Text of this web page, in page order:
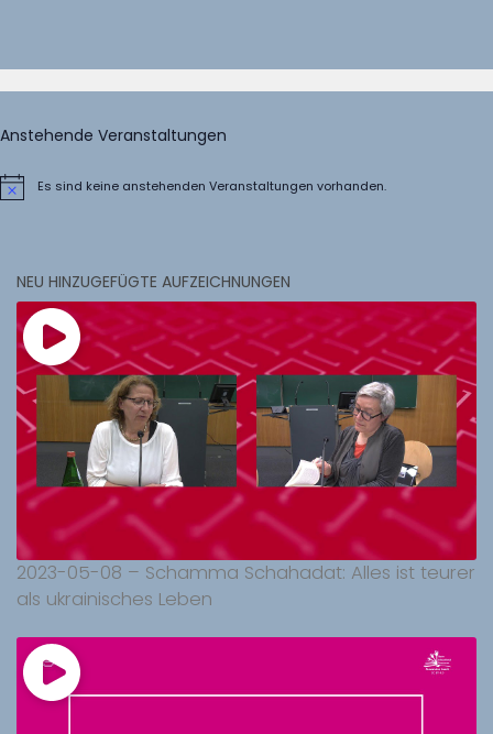
Anstehende Veranstaltungen
HinweisEs sind keine anstehenden Veranstaltungen vorhanden.
NEU HINZUGEFÜGTE AUFZEICHNUNGEN
2023-05-08 – Schamma Schahadat: Alles ist teurer
als ukrainisches Leben